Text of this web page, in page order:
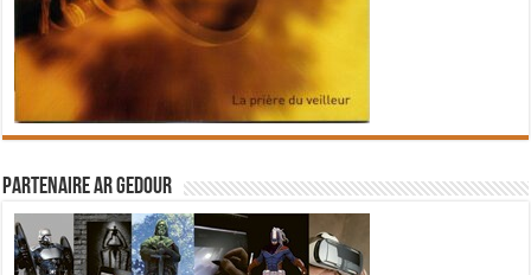
Partenaire Ar Gedour